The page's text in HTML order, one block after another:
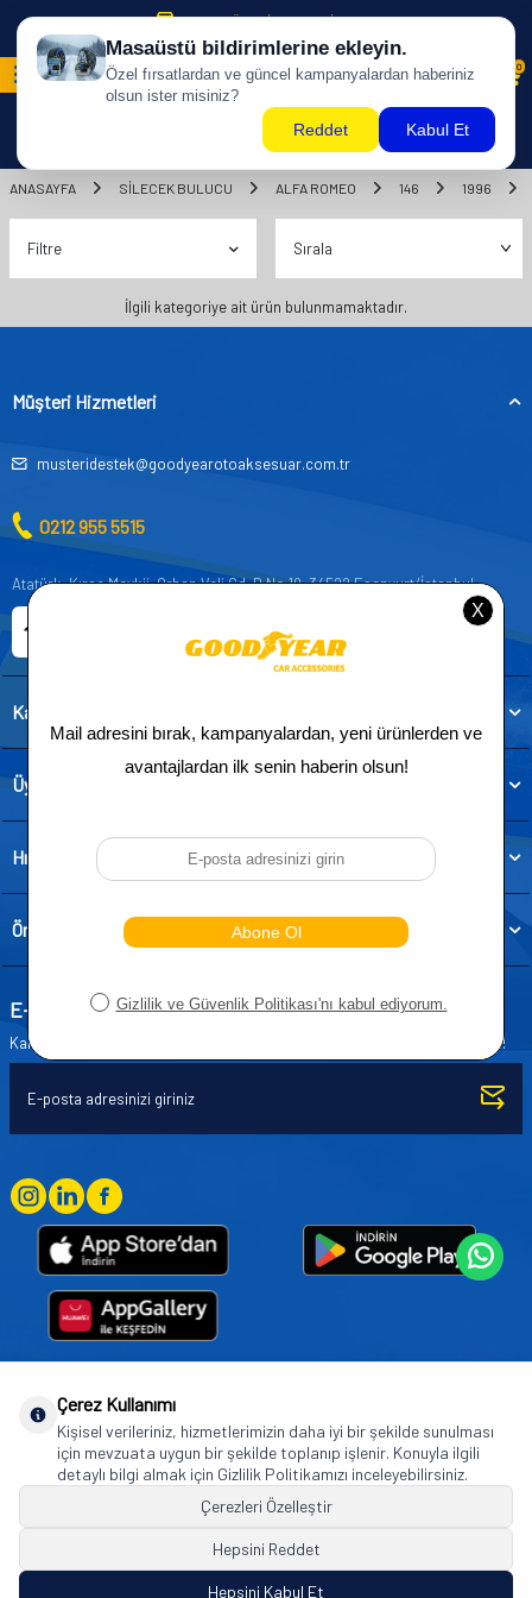
500 TL ÜZERİ KARGO BİZDEN !
0
ANASAYFA SILECEK BULUCU ALFA ROMEO 146 1996
Filtre
İlgili kategoriye ait ürün bulunmamaktadır.
Müşteri Hizmetleri
musteridestek@goodyearotoaksesuar.com.tr
0212 955 5515
Atatürk, Kıraç Mevkii, Orhan Veli Cd. D:No:19, 34522 Esenyurt/İstanbul
Kategoriler
Üye
Hızlı Erişim
Önemli Bilgiler
E-Bülten Aboneliği
Kampanya ve yeniliklerden haberdar olmak için e-bültenimize abone olun!
Goodyear (and Winged Foot Design) are trademarks of or licensed to The Goodyear
Tire & Rubber Company used under license by Basbug Group Company,
Istanbul/Türkiye. © 2026 The Goodyear Tire & Rubber Company.
Çerez Kullanımı
Kişisel verileriniz, hizmetlerimizin daha iyi bir şekilde sunulması
için mevzuata uygun bir şekilde toplanıp işlenir. Konuyla ilgili
detaylı bilgi almak için Gizlilik Politikamızı inceleyebilirsiniz.
Çerezleri Özelleştir
Hepsini Reddet
Hepsini Kabul Et